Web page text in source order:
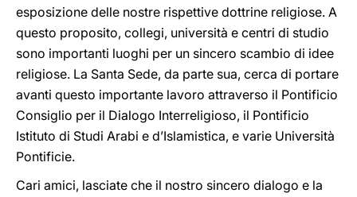
esposizione delle nostre rispettive dottrine religiose. A
questo proposito, collegi, università e centri di studio
sono importanti luoghi per un sincero scambio di idee
religiose. La Santa Sede, da parte sua, cerca di portare
avanti questo importante lavoro attraverso il Pontificio
Consiglio per il Dialogo Interreligioso, il Pontificio
Istituto di Studi Arabi e d’Islamistica, e varie Università
Pontificie.
Cari amici, lasciate che il nostro sincero dialogo e la